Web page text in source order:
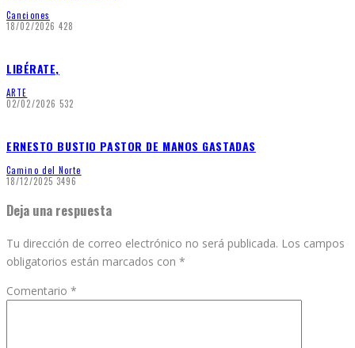
Canciones
18/02/2026 428
LIBÉRATE,
ARTE
02/02/2026 532
ERNESTO BUSTIO PASTOR DE MANOS GASTADAS
Camino del Norte
18/12/2025 3496
Deja una respuesta
Tu dirección de correo electrónico no será publicada. Los campos
obligatorios están marcados con *
Comentario *